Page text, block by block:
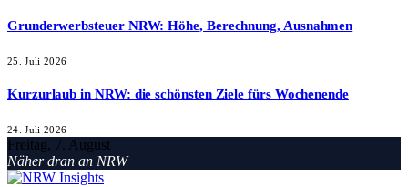
Grunderwerbsteuer NRW: Höhe, Berechnung, Ausnahmen
25. Juli 2026
Kurzurlaub in NRW: die schönsten Ziele fürs Wochenende
24. Juli 2026
Freitag, 7. August
Näher dran an NRW